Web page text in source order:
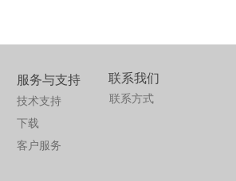
联系方式
服务与支持 联系我们
技术支持
下载
客户服务